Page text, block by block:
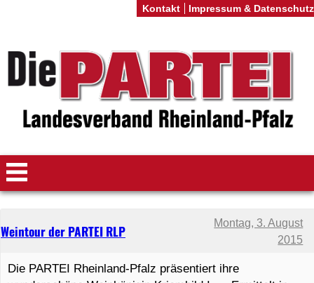
Weintour der PARTEI RLP
Montag, 3. August
2015
Die PARTEI Rheinland-Pfalz präsentiert ihre
Kontakt Impressum & Datenschutz